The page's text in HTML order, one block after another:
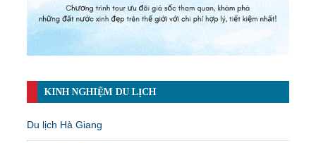
KINH NGHIỆM DU LỊCH
Du lịch Hà Giang